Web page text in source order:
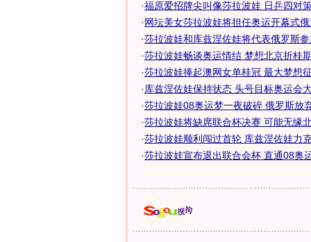
·福原爱招牌尖叫像莎拉波娃 日乒四对
·网坛美女莎拉波娃将担任奥运开幕式
·莎拉波娃和库兹涅佐娃将代表俄罗斯
·莎拉波娃畅谈奥运情结 梦想北京折桂
·莎拉波娃捧起澳网女单桂冠 最大梦想
· 库兹涅佐娃保持状态 头号目标奥运会
·莎拉波娃08奥运梦一夜破碎 俄罗斯放
·莎拉波娃将缺席联合杯决赛 可能无缘
·莎拉波娃顺利闯过首轮 库兹涅佐娃力
·莎拉波娃宣布退出联合会杯 直通08奥